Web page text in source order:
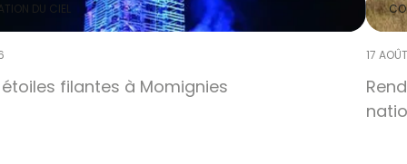
filantes à Momignies
DU CIEL
17